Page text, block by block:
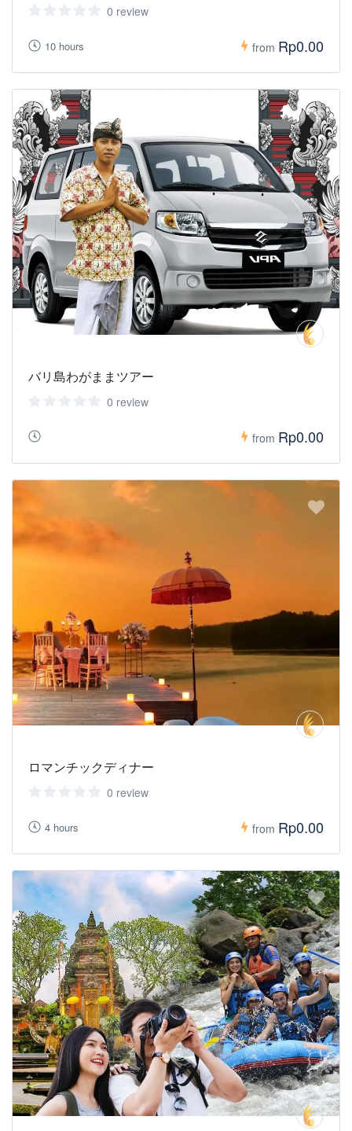
0 review
10 hours from Rp0.00
バリ島わがままツアー
0 review
from Rp0.00
ロマンチックディナー
0 review
4 hours from Rp0.00